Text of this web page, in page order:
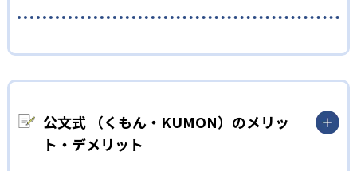
テップで進んでいけるよう工夫されている。このスタイルは子
姿勢ではなく、自ら進んで学ぶ姿勢を身につけられるだろう。
また、自学学習スタイルで学ぶ子どもたちは、自らの学習課題
経験しながら無理なく力を高めていける。
性格や学習への取り組み姿勢に合わせて内容も調整するため、
小学校に入ってもつまずきにくい学力を身につけられるだろう。
公文式 （くもん・KUMON）のメリッ
ト・デメリット